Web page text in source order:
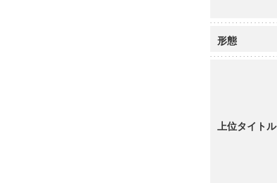
形態
上位タイトル